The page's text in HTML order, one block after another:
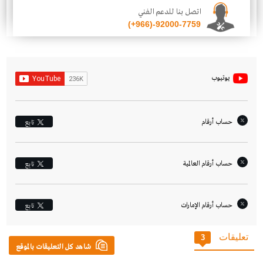
اتصل بنا للدعم الفني
(+966)-92000-7759
يوتيوب
حساب أرقام تابِع
حساب أرقام العالمية تابِع
حساب أرقام الإمارات‎ تابِع
شاهد كل التعليقات بالموقع
تعليقات 3